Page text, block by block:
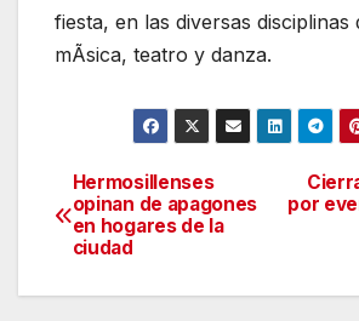
fiesta, en las diversas disciplinas
mÃsica, teatro y danza.
Navegación
de
entradas
por
Hermosillenses
opinan de apagones
en hogares de la
ciudad